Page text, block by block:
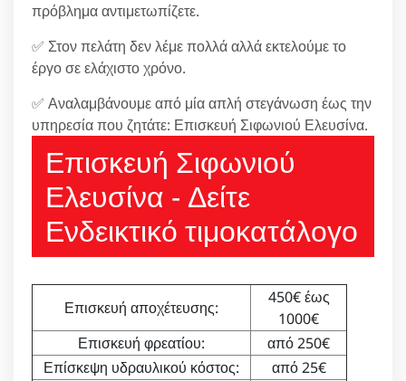
πρόβλημα αντιμετωπίζετε.
✅ Στον πελάτη δεν λέμε πολλά αλλά εκτελούμε το
έργο σε ελάχιστο χρόνο.
✅ Αναλαμβάνουμε από μία απλή στεγάνωση έως την
υπηρεσία που ζητάτε: Επισκευή Σιφωνιού Ελευσίνα.
Επισκευή Σιφωνιού
Ελευσίνα - Δείτε
Ενδεικτικό τιμοκατάλογο
Επισκευή αποχέτευσης:
450€ έως
1000€
Επισκευή φρεατίου:
από 250€
Επίσκεψη υδραυλικού κόστος:
από 25€